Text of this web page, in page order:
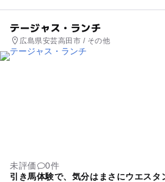
テージャス・ランチ
広島県安芸高田市 / その他
未評価
0件
引き馬体験で、気分はまさにウエス